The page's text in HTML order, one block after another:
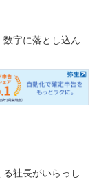
字に落とし込ん
社長がいらっし